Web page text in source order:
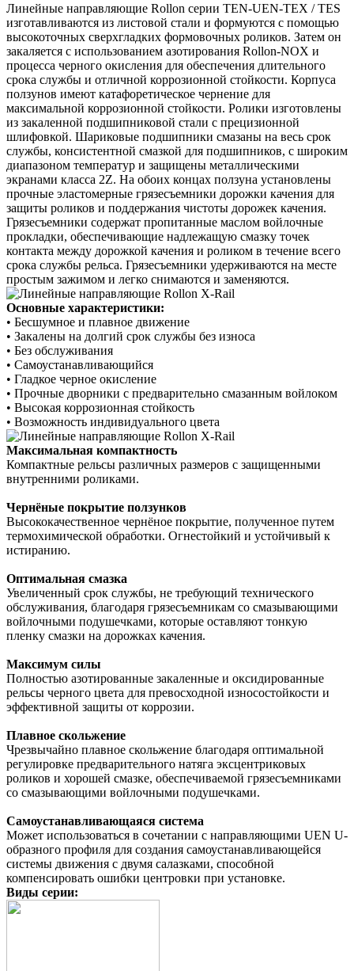
Линейные направляющие Rollon серии TEN-UEN-TEX / TES
изготавливаются из листовой стали и формуются с помощью
высокоточных сверхгладких формовочных роликов. Затем он
закаляется с использованием азотирования Rollon-NOX и
процесса черного окисления для обеспечения длительного
срока службы и отличной коррозионной стойкости. Корпуса
ползунов имеют катафоретическое чернение для
максимальной коррозионной стойкости. Ролики изготовлены
из закаленной подшипниковой стали с прецизионной
шлифовкой. Шариковые подшипники смазаны на весь срок
службы, консистентной смазкой для подшипников, с широким
диапазоном температур и защищены металлическими
экранами класса 2Z. На обоих концах ползуна установлены
прочные эластомерные грязесъемники дорожки качения для
защиты роликов и поддержания чистоты дорожек качения.
Грязесъемники содержат пропитанные маслом войлочные
прокладки, обеспечивающие надлежащую смазку точек
контакта между дорожкой качения и роликом в течение всего
срока службы рельса. Грязесъемники удерживаются на месте
простым зажимом и легко снимаются и заменяются.
Основные характеристики:
• Бесшумное и плавное движение
• Закалены на долгий срок службы без износа
• Без обслуживания
• Самоустанавливающийся
• Гладкое черное окисление
• Прочные дворники с предварительно смазанным войлоком
• Высокая коррозионная стойкость
• Возможность индивидуального цвета
Максимальная компактность
Компактные рельсы различных размеров с защищенными
внутренними роликами.
Чернёные покрытие ползунков
Высококачественное чернёное покрытие, полученное путем
термохимической обработки. Огнестойкий и устойчивый к
истиранию.
Оптимальная смазка
Увеличенный срок службы, не требующий технического
обслуживания, благодаря грязесъемникам со смазывающими
войлочными подушечками, которые оставляют тонкую
пленку смазки на дорожках качения.
Максимум силы
Полностью азотированные закаленные и оксидированные
рельсы черного цвета для превосходной износостойкости и
эффективной защиты от коррозии.
Плавное скольжение
Чрезвычайно плавное скольжение благодаря оптимальной
регулировке предварительного натяга эксцентриковых
роликов и хорошей смазке, обеспечиваемой грязесъемниками
со смазывающими войлочными подушечками.
Самоустанавливающаяся система
Может использоваться в сочетании с направляющими UEN U-
образного профиля для создания самоустанавливающейся
системы движения с двумя салазками, способной
компенсировать ошибки центровки при установке.
Виды серии: